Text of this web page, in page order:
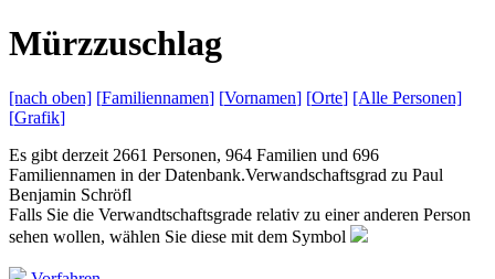
Mürzzuschlag
[nach oben] [Familiennamen] [Vornamen] [Orte] [Alle Personen]
[Grafik]
Es gibt derzeit 2661 Personen, 964 Familien und 696
Familiennamen in der Datenbank.Verwandschaftsgrad zu Paul
Benjamin Schröfl
Falls Sie die Verwandtschaftsgrade relativ zu einer anderen Person
sehen wollen, wählen Sie diese mit dem Symbol